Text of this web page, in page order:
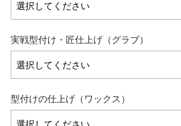
実戦型付け・匠仕上げ（グラブ）
型付けの仕上げ（ワックス）